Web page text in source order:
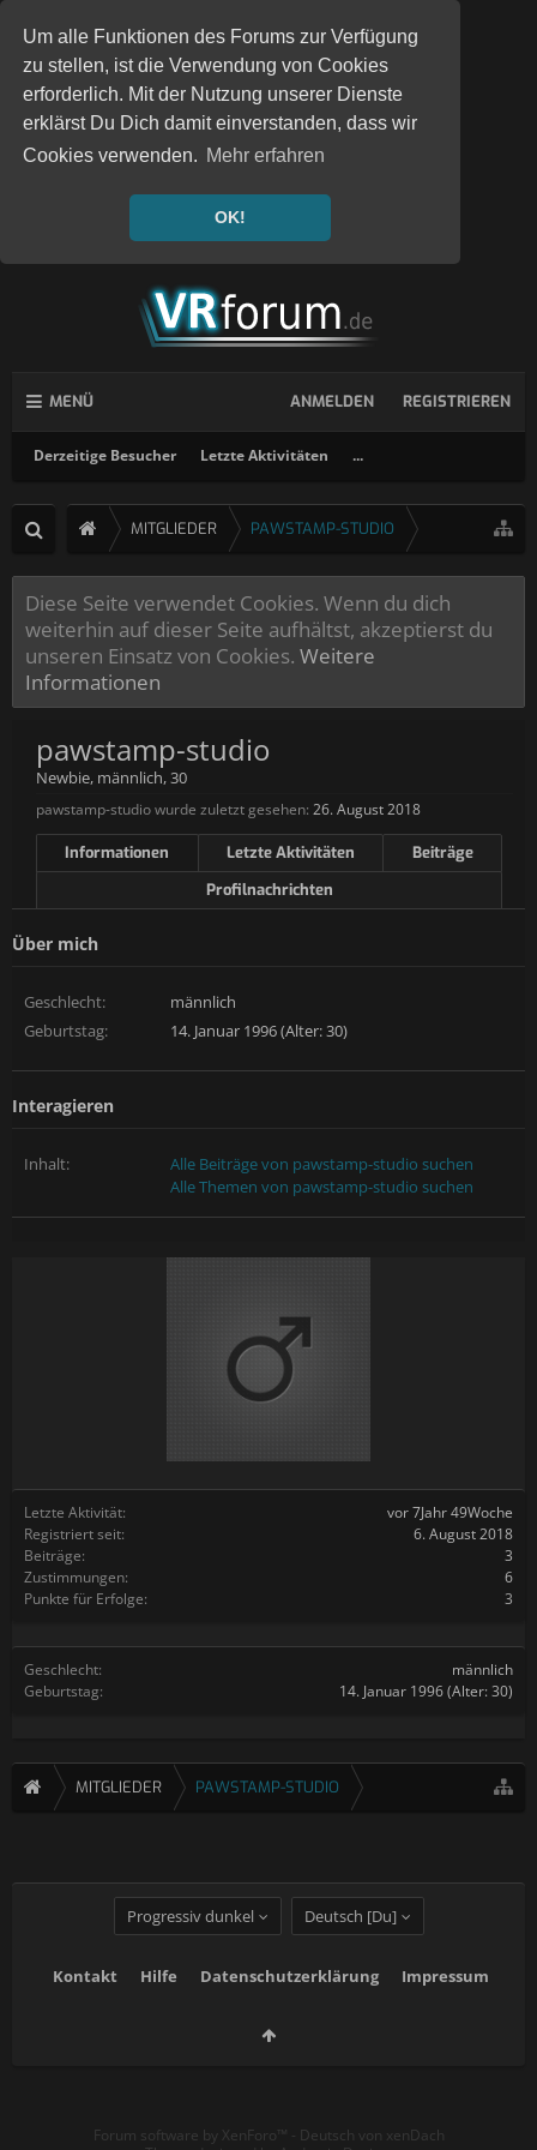
Um alle Funktionen des Forums zur Verfügung
zu stellen, ist die Verwendung von Cookies
erforderlich. Mit der Nutzung unserer Dienste
erklärst Du Dich damit einverstanden, dass wir
Cookies verwenden. Mehr erfahren
OK!
MENÜ
Derzeitige Besucher Letzte Aktivitäten ...
ANMELDEN REGISTRIEREN
MITGLIEDER PAWSTAMP-STUDIO
Diese Seite verwendet Cookies. Wenn du dich
weiterhin auf dieser Seite aufhältst, akzeptierst du
unseren Einsatz von Cookies. Weitere
Informationen
Letzte Aktivität:
vor 7Jahr 49Woche
Registriert seit:
6. August 2018
Beiträge:
3
Zustimmungen:
6
Punkte für Erfolge:
3
Geschlecht:
männlich
Geburtstag:
14. Januar 1996(Alter: 30)
pawstamp-studio
Newbie, männlich, 30
pawstamp-studio wurde zuletzt gesehen: 26. August 2018
Informationen Letzte Aktivitäten
Beiträge
Profilnachrichten
Über mich
Geschlecht:
männlich
Geburtstag:
14. Januar 1996 (Alter: 30)
Interagieren
Inhalt:
Alle Beiträge von pawstamp-studio suchen
Alle Themen von pawstamp-studio suchen
MITGLIEDER PAWSTAMP-STUDIO
Progressiv dunkel Deutsch [Du]
Kontakt Hilfe Datenschutzerklärung Impressum
Forum software by XenForo™ - Deutsch von xenDach